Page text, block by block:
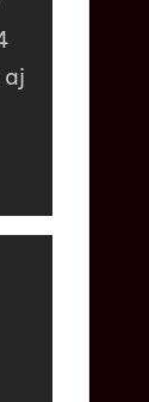
aj